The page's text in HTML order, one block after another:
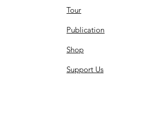
Tour
Publication
Shop
Support Us